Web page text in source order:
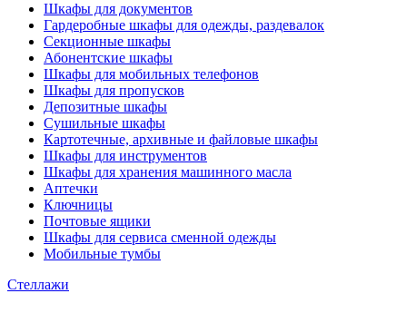
Шкафы для документов
Гардеробные шкафы для одежды, раздевалок
Секционные шкафы
Абонентские шкафы
Шкафы для мобильных телефонов
Шкафы для пропусков
Депозитные шкафы
Сушильные шкафы
Картотечные, архивные и файловые шкафы
Шкафы для инструментов
Шкафы для хранения машинного масла
Аптечки
Ключницы
Почтовые ящики
Шкафы для сервиса сменной одежды
Мобильные тумбы
Стеллажи